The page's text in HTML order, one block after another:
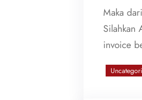
Maka
Silahkan
invoice